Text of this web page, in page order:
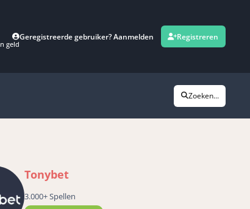
geld
Geregistreerde gebruiker? Aanmelden Registreren
Zoeken...
Tonybet
3.000+ Spellen